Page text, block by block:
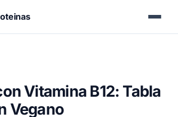
Vitamina B12: Tabla
Vegano